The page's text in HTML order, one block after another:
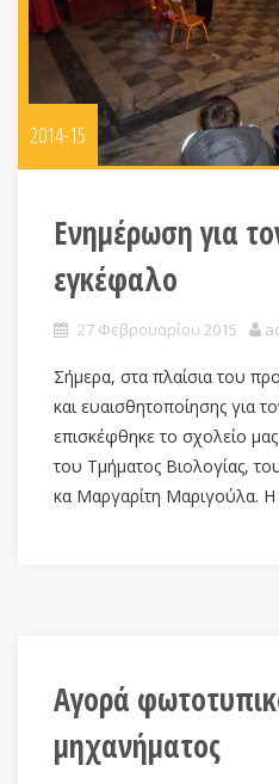
2014-15
Ενημέρωση για
εγκέφαλο
27 Φεβρουαρίου 2015
Σήμερα, στα πλαίσια του
και ευαισθητοποίησης για
επισκέφθηκε το σχολείο
του Τμήματος Βιολογίας,
κα Μαργαρίτη Μαριγούλα.
Αγορά
μηχανήματος